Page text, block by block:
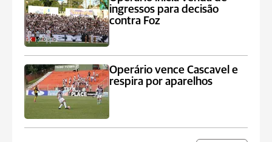
ingressos para decisão
contra Foz
Operário vence Cascavel e
respira por aparelhos